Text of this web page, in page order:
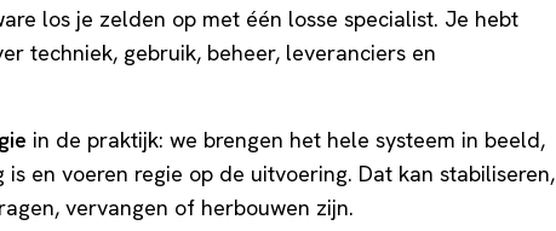
los je zelden op met één losse specialist. Je hebt
techniek, gebruik, beheer, leveranciers en
in de praktijk: we brengen het hele systeem in beeld,
is en voeren regie op de uitvoering. Dat kan stabiliseren,
vervangen of herbouwen zijn.